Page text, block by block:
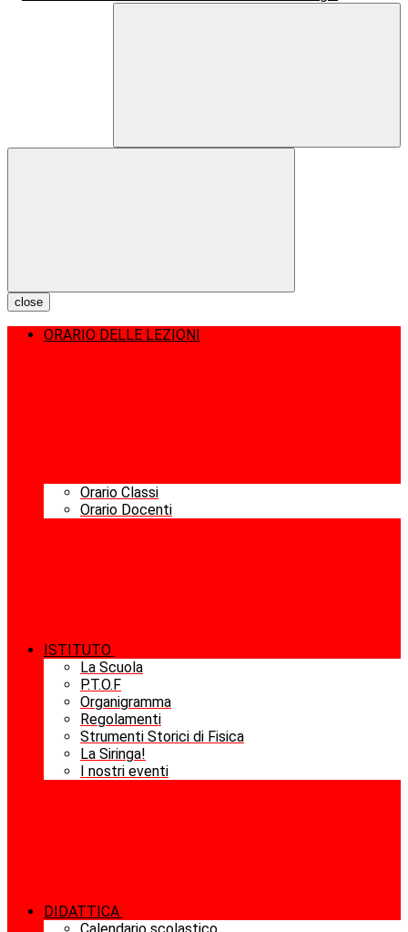
close
ORARIO DELLE LEZIONI
Orario Classi
Orario Docenti
ISTITUTO
La Scuola
P.T.O.F
Organigramma
Regolamenti
Strumenti Storici di Fisica
La Siringa!
I nostri eventi
DIDATTICA